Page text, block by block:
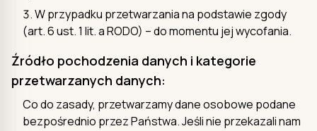
W przypadku przetwarzania na podstawie zgody
(art. 6 ust. 1 lit. a RODO) – do momentu jej wycofania.
Źródło pochodzenia danych i kategorie
przetwarzanych danych:
Co do zasady, przetwarzamy dane osobowe podane
bezpośrednio przez Państwa. Jeśli nie przekazali nam